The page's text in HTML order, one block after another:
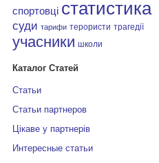
спортовці статистика
суди тарифи терористи трагедії
учасники школи
Каталог Статей
Статьи
Статьи партнеров
Цікаве у партнерів
Интересные статьи